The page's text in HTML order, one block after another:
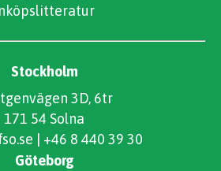
Stockholm
3D, 6tr
171 54 Solna
+46 8 440 39 30
Göteborg